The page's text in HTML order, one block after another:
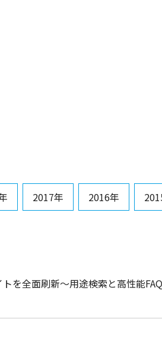
2017年 2016年
を全面刷新～用途検索と高性能